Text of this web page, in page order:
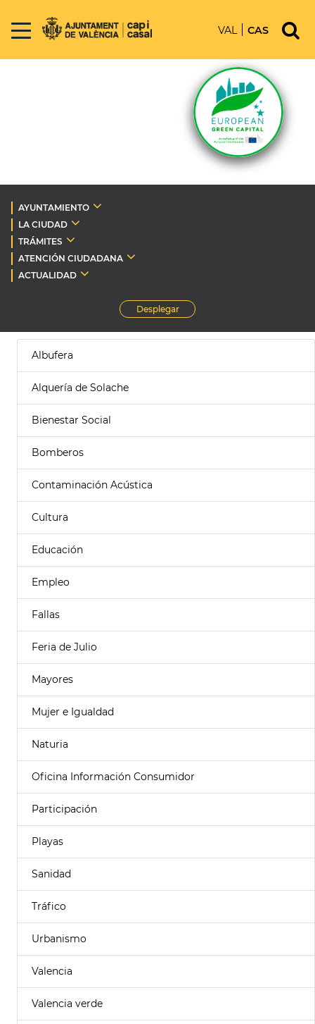
VAL CAS
AYUNTAMIENTO
LA CIUDAD
TRÁMITES
ATENCIÓN CIUDADANA
ACTUALIDAD
Desplegar
Albufera
Alquería de Solache
Bienestar Social
Bomberos
Contaminación Acústica
Cultura
Educación
Empleo
Fallas
Feria de Julio
Mayores
Mujer e Igualdad
Naturia
Oficina Información Consumidor
Participación
Playas
Sanidad
Tráfico
Urbanismo
Valencia
Valencia verde